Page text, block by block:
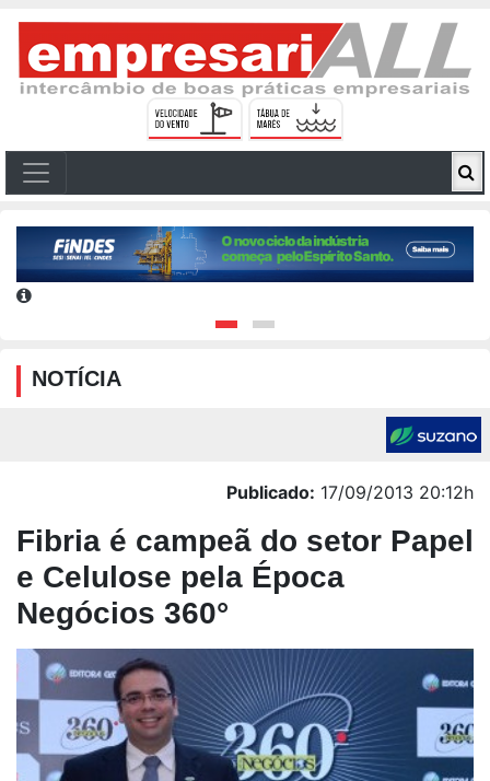
NOTÍCIA
Publicado: 17/09/2013 20:12h
Fibria é campeã do setor Papel
e Celulose pela Época
Negócios 360°